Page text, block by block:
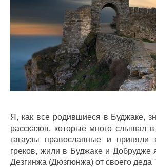
Я, как все родившиеся в Буджаке,
рассказов, которые много слышал в
гагаузы православные и приняли
греков, жили в Буджаке и
Дезгинжа (Дюзгюнжа) от своего деда